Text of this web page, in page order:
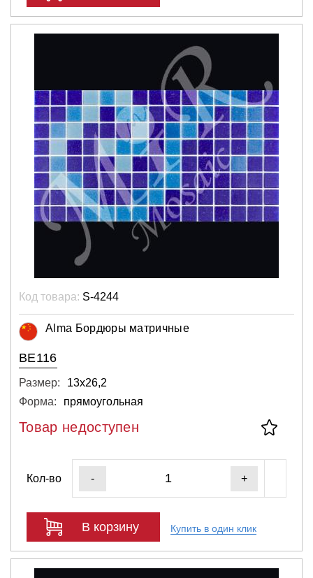
Код товара: S-4244
Alma Бордюры матричные
BE116
Размер:
13х26,2
Форма:
прямоугольная
Товар недоступен
Кол-во - +
В корзину Купить в один клик